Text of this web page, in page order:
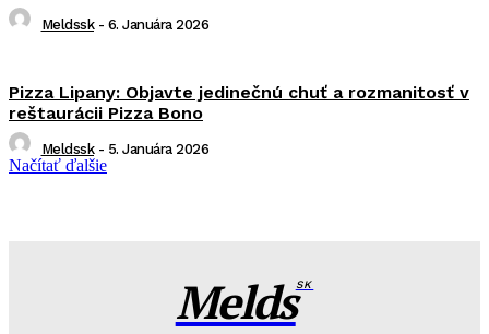
Meldssk - 6. Januára 2026
Pizza Lipany: Objavte jedinečnú chuť a rozmanitosť v
reštaurácii Pizza Bono
Meldssk - 5. Januára 2026
Načítať ďalšie
MeldsSK